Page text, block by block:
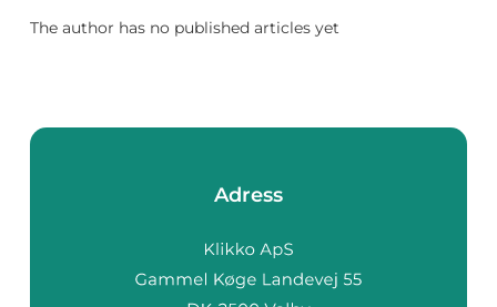
The author has no published articles yet
Adress